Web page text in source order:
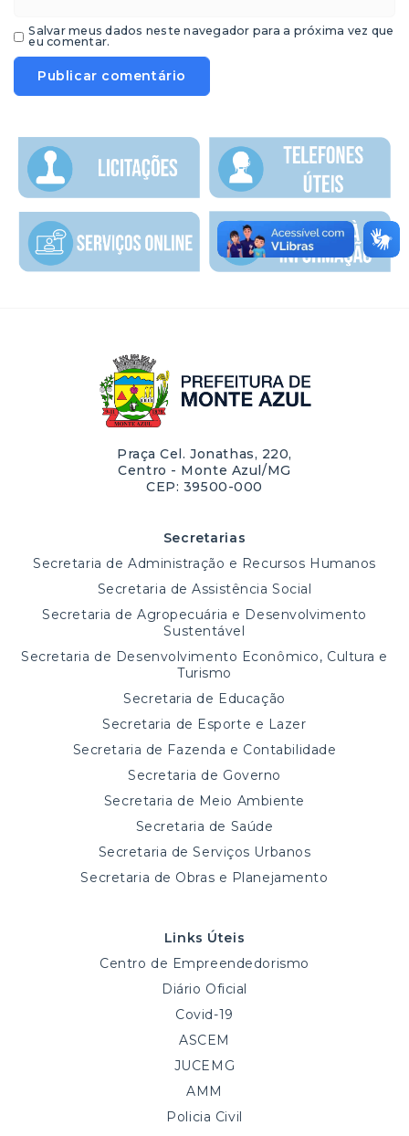
Salvar meus dados neste navegador para a próxima vez que
eu comentar.
Praça Cel. Jonathas, 220,
Centro - Monte Azul/MG
CEP: 39500-000
Secretarias
Secretaria de Administração e Recursos Humanos
Secretaria de Assistência Social
Secretaria de Agropecuária e Desenvolvimento
Sustentável
Secretaria de Desenvolvimento Econômico, Cultura e
Turismo
Secretaria de Educação
Secretaria de Esporte e Lazer
Secretaria de Fazenda e Contabilidade
Secretaria de Governo
Secretaria de Meio Ambiente
Secretaria de Saúde
Secretaria de Serviços Urbanos
Secretaria de Obras e Planejamento
Links Úteis
Centro de Empreendedorismo
Diário Oficial
Covid-19
ASCEM
JUCEMG
AMM
Policia Civil